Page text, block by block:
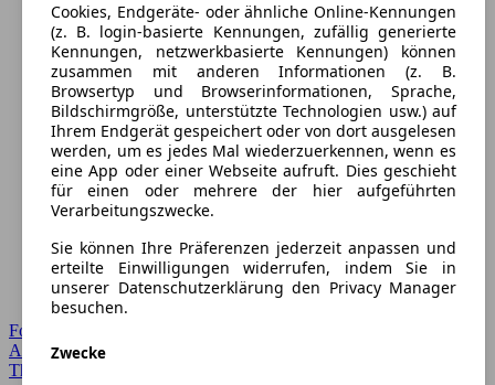
Forum Startseite
Alle Auto-Foren
Themen-Forum
Cookies, Endgeräte- oder ähnliche Online-Kennungen
(z. B. login-basierte Kennungen, zufällig generierte
Kennungen, netzwerkbasierte Kennungen) können
zusammen mit anderen Informationen (z. B.
Browsertyp und Browserinformationen, Sprache,
Bildschirmgröße, unterstützte Technologien usw.) auf
Ihrem Endgerät gespeichert oder von dort ausgelesen
werden, um es jedes Mal wiederzuerkennen, wenn es
eine App oder einer Webseite aufruft. Dies geschieht
für einen oder mehrere der hier aufgeführten
Verarbeitungszwecke.
Sie können Ihre Präferenzen jederzeit anpassen und
erteilte Einwilligungen widerrufen, indem Sie in
unserer Datenschutzerklärung den Privacy Manager
besuchen.
Zwecke